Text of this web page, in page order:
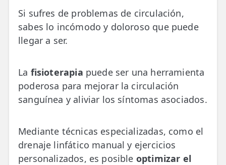
💆‍♀️ Tratamientos
😓 Síntomas
📰 Blog
🏢 Empresas
🔍 Buscador Clínicas
📍 Barrio del Pilar
Si sufres de problemas de circulación,
sabes lo incómodo y doloroso que puede
llegar a ser.
La fisioterapia puede ser una herramienta
poderosa para mejorar la circulación
sanguínea y aliviar los síntomas asociados.
Mediante técnicas especializadas, como el
drenaje linfático manual y ejercicios
personalizados, es posible optimizar el